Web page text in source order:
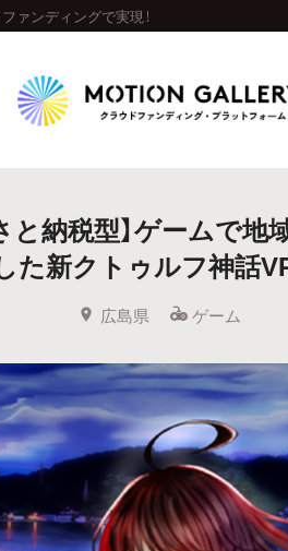
ァンディングで実現！
クト 新着プロジェクト 終
Feature
す キュレーターから探す
Legendary
成プロジェクト 調達額が大きい
と納税型】ゲームで地
た新クトゥルフ神話
広島県 ゲーム